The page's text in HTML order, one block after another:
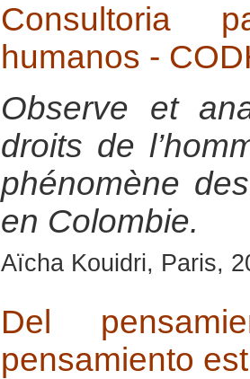
Consultoria
humanos -
Observe et
droits de
phénomène
en Colombie.
Aïcha Kouidri, Paris,
Del
pensamiento